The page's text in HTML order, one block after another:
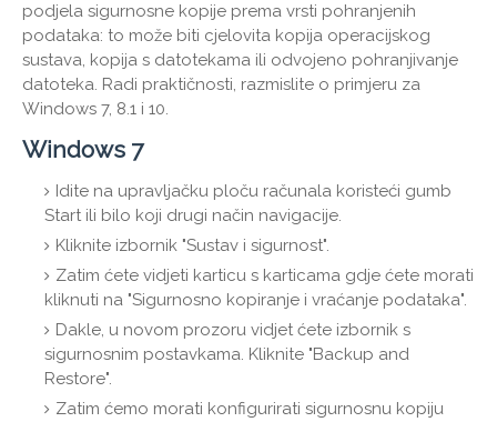
podjela sigurnosne kopije prema vrsti pohranjenih
podataka: to može biti cjelovita kopija operacijskog
sustava, kopija s datotekama ili odvojeno pohranjivanje
datoteka. Radi praktičnosti, razmislite o primjeru za
Windows 7, 8.1 i 10.
Windows 7
Idite na upravljačku ploču računala koristeći gumb
Start ili bilo koji drugi način navigacije.
Kliknite izbornik "Sustav i sigurnost".
Zatim ćete vidjeti karticu s karticama gdje ćete morati
kliknuti na "Sigurnosno kopiranje i vraćanje podataka".
Dakle, u novom prozoru vidjet ćete izbornik s
sigurnosnim postavkama. Kliknite "Backup and
Restore".
Zatim ćemo morati konfigurirati sigurnosnu kopiju